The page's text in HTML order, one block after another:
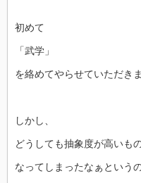
初めて
「武学」
を絡めてやらせていただきま
しかし、
どうしても抽象度が高いも
なってしまったなぁという